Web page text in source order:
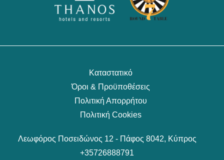
Καταστατικό
Όροι & Προϋποθέσεις
Πολιτική Απορρήτου
Πολιτική Cookies
Λεωφόρος Ποσειδώνος 12 - Πάφος 8042, Κύπρος
+35726888791